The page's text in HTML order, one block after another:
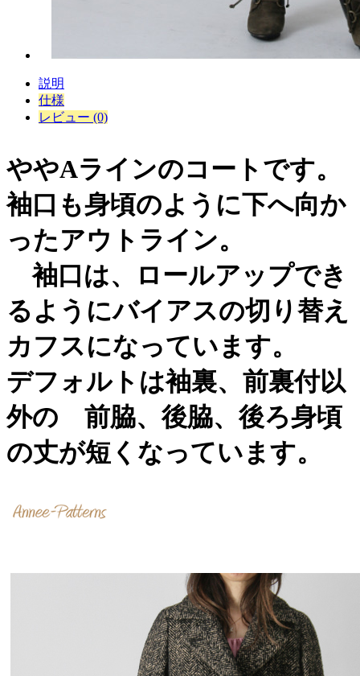
説明
仕様
レビュー (0)
ややAラインのコートです。
袖口も身頃のように下へ向か
ったアウトライン。
袖口は、ロールアップでき
るようにバイアスの切り替え
カフスになっています。
デフォルトは袖裏、前裏付以
外の 前脇、後脇、後ろ身頃
の丈が短くなっています。